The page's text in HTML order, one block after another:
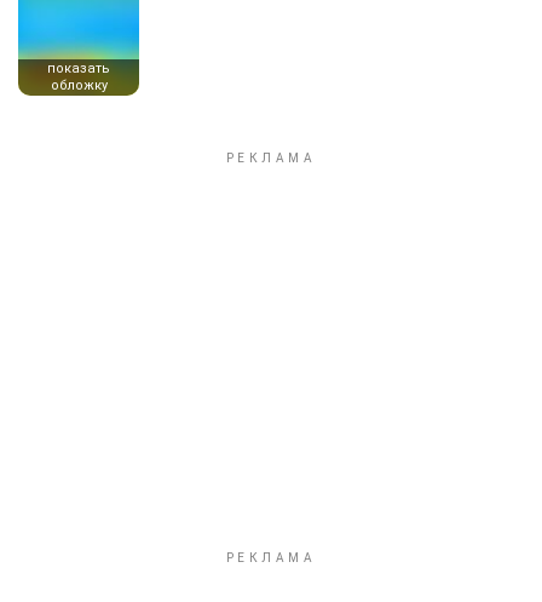
показать
обложку